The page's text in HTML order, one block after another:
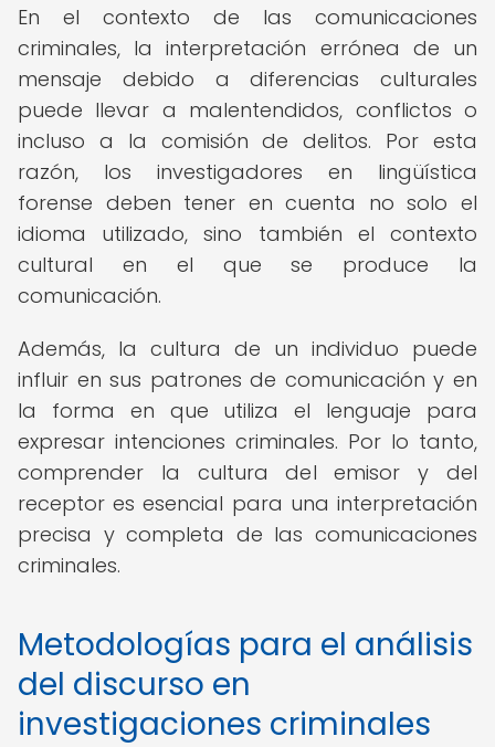
En el contexto de las comunicaciones
criminales, la interpretación errónea de un
mensaje debido a diferencias culturales
puede llevar a malentendidos, conflictos o
incluso a la comisión de delitos. Por esta
razón, los investigadores en lingüística
forense deben tener en cuenta no solo el
idioma utilizado, sino también el contexto
cultural en el que se produce la
comunicación.
Además, la cultura de un individuo puede
influir en sus patrones de comunicación y en
la forma en que utiliza el lenguaje para
expresar intenciones criminales. Por lo tanto,
comprender la cultura del emisor y del
receptor es esencial para una interpretación
precisa y completa de las comunicaciones
criminales.
Metodologías para el análisis
del discurso en
investigaciones criminales